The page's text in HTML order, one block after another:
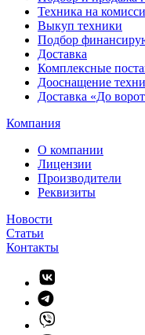
Техника на
Выкуп техники
Подбор
Доставка
Комплексные
Дооснащение
Доставка «До
Компания
О компании
Лицензии
Производители
Реквизиты
Новости
Статьи
Контакты